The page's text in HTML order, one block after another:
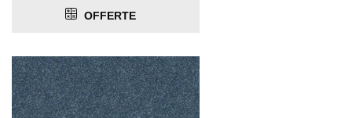
Product Antistatisch
ja(20)
OFFERTE